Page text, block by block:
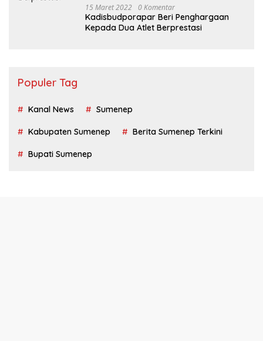
15 Maret 2022 0 Komentar
Kadisbudporapar Beri Penghargaan
Kepada Dua Atlet Berprestasi
Populer Tag
Kanal News Sumenep
Kabupaten Sumenep Berita Sumenep Terkini
Bupati Sumenep